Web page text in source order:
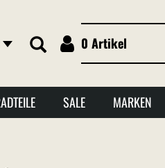
0 Artikel
SALE MARKEN